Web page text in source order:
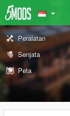
Peralatan
Senjata
Peta